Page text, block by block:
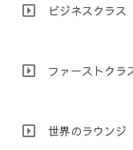
ビジネスクラス
ファーストクラ
世界のラウンジ